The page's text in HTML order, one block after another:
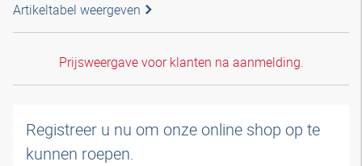
Artikeltabel weergeven
Prijsweergave voor klanten na aanmelding.
Registreer u nu om onze online shop op te
kunnen roepen.